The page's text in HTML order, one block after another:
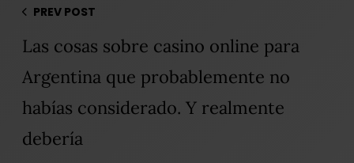
PREV POST
Las cosas sobre casino online para
Argentina que probablemente no
habías considerado. Y realmente
debería